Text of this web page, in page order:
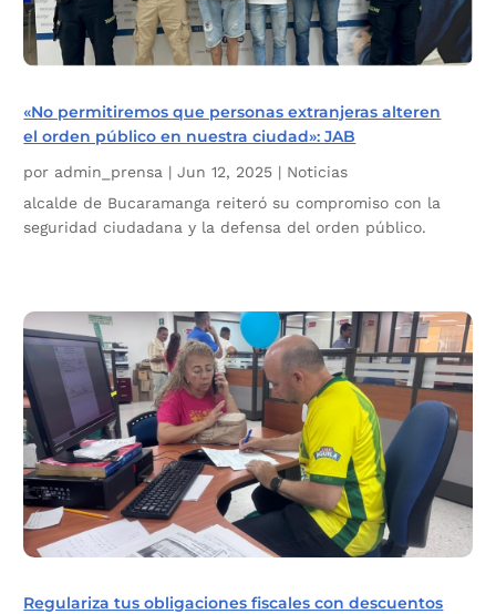
«No permitiremos que personas extranjeras alteren
el orden público en nuestra ciudad»: JAB
por admin_prensa |Jun 12, 2025 | Noticias
alcalde de Bucaramanga reiteró su compromiso con la
seguridad ciudadana y la defensa del orden público.
Regulariza tus obligaciones fiscales con descuentos